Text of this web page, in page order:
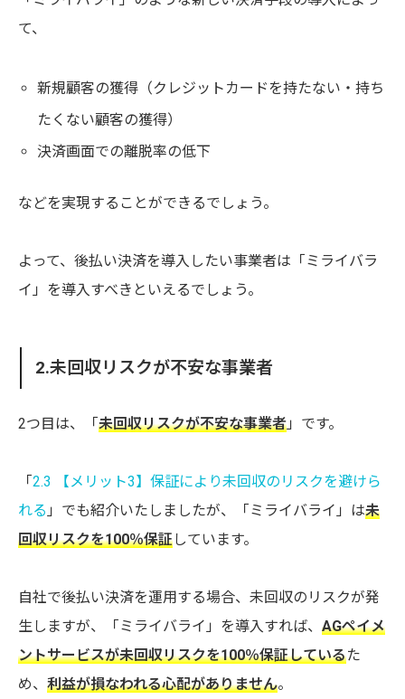
て、
新規顧客の獲得（クレジットカードを持たない・持ち
たくない顧客の獲得）
決済画面での離脱率の低下
などを実現することができるでしょう。
よって、後払い決済を導入したい事業者は「ミライバラ
イ」を導入すべきといえるでしょう。
2.未回収リスクが不安な事業者
2つ目は、「未回収リスクが不安な事業者 」です。
「2.3 【メリット3】保証により未回収のリスクを避けら
れる 」でも紹介いたしましたが、「ミライバライ」は未
回収リスクを100％保証しています。
自社で後払い決済を運用する場合、未回収のリスクが発
生しますが、「ミライバライ」を導入すれば、 AGペイメ
ントサービスが未回収リスクを100％保証しているた
め、 利益が損なわれる心配がありません。